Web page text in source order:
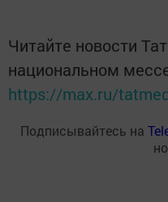
Читайте новости
национальном
https://max.ru/
Подписывайтесь на